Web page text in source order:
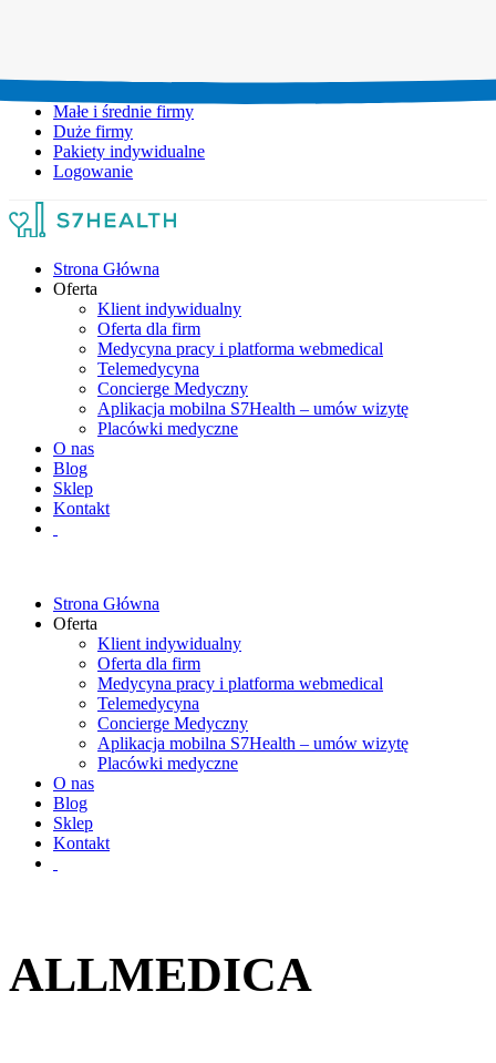
Małe i średnie firmy
Duże firmy
Pakiety indywidualne
Logowanie
Strona Główna
Oferta
Klient indywidualny
Oferta dla firm
Medycyna pracy i platforma webmedical
Telemedycyna
Concierge Medyczny
Aplikacja mobilna S7Health – umów wizytę
Placówki medyczne
O nas
Blog
Sklep
Kontakt
Strona Główna
Oferta
Klient indywidualny
Oferta dla firm
Medycyna pracy i platforma webmedical
Telemedycyna
Concierge Medyczny
Aplikacja mobilna S7Health – umów wizytę
Placówki medyczne
O nas
Blog
Sklep
Kontakt
ALLMEDICA